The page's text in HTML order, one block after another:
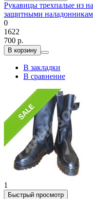
Рукавицы трехпалые из
защитными
0
1622
700 р.
В корзину
В закладки
В сравнение
1
Быстрый просмотр